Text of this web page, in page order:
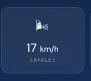
🌬️
17 km/h
RAFALES